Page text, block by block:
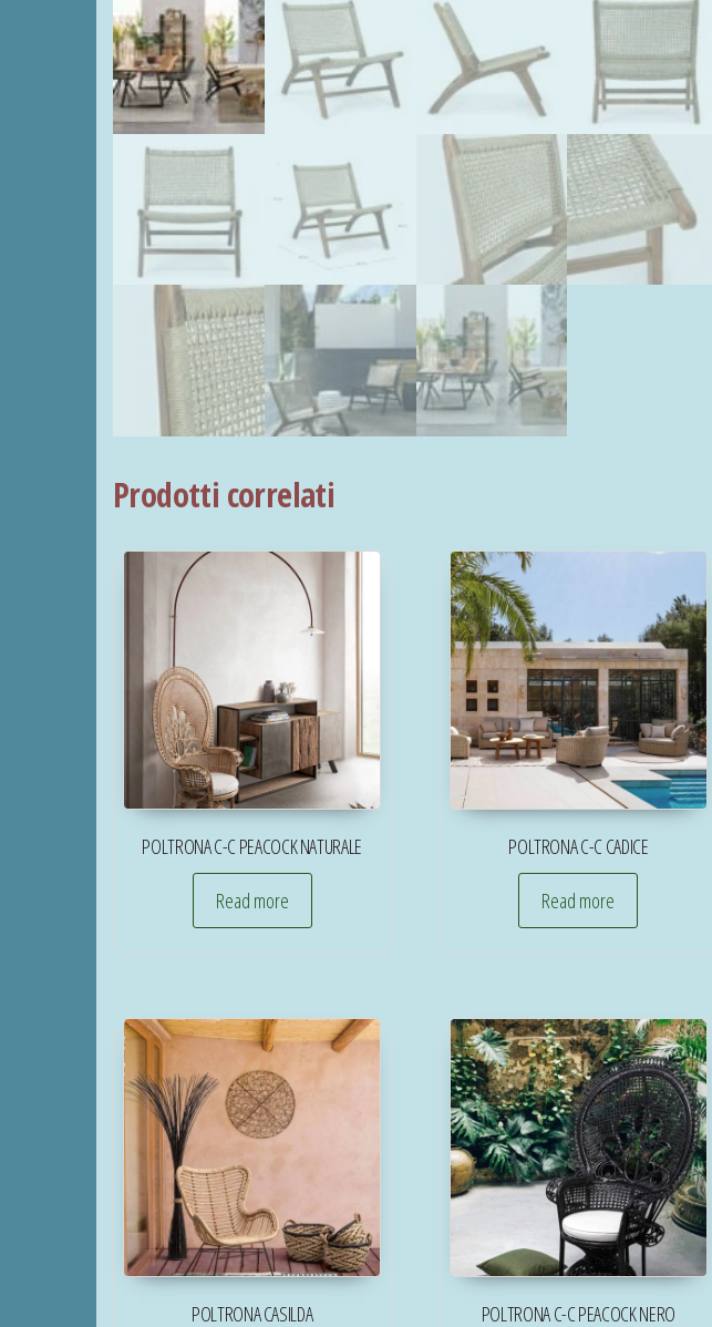
Prodotti correlati
POLTRONA C-C PEACOCK NATURALE
Read more
POLTRONA C-C CADICE
Read more
POLTRONA CASILDA POLTRONA C-C PEACOCK NERO